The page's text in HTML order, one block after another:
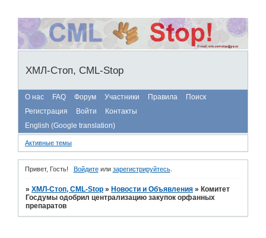
ХМЛ-Стоп, CML-Stop
О нас FAQ Форум Участники Правила
Поиск
Регистрация
Войти
Контакты
English (Google translation)
Активные темы
Привет, Гость! Войдитеили зарегистрируйтесь.
»ХМЛ-Стоп, CML-Stop » Новости и Объявления » Комитет
Госдумы одобрил централизацию закупок орфанных
препаратов